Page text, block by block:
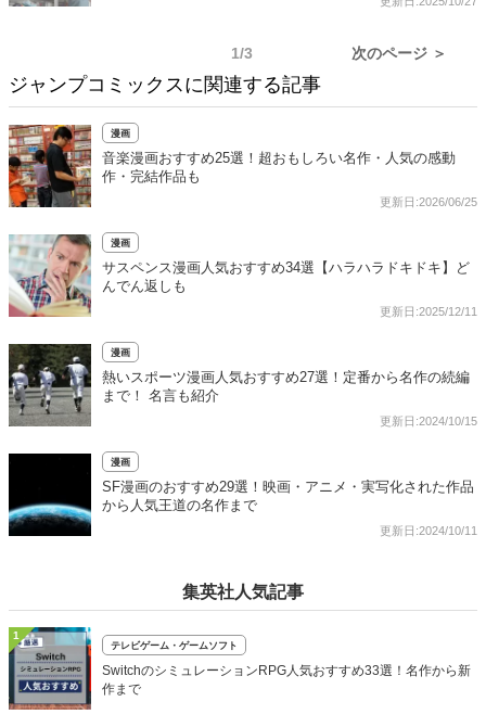
1/3 次のページ ＞
ジャンプコミックスに関連する記事
漫画
音楽漫画おすすめ25選！超おもしろい名作・人気の感動
作・完結作品も
更新日:2026/06/25
漫画
サスペンス漫画人気おすすめ34選【ハラハラドキドキ】ど
んでん返しも
更新日:2025/12/11
漫画
熱いスポーツ漫画人気おすすめ27選！定番から名作の続編
まで！ 名言も紹介
更新日:2024/10/15
漫画
SF漫画のおすすめ29選！映画・アニメ・実写化された作品
から人気王道の名作まで
更新日:2024/10/11
集英社人気記事
1
テレビゲーム・ゲームソフト
SwitchのシミュレーションRPG人気おすすめ33選！名作から新
作まで